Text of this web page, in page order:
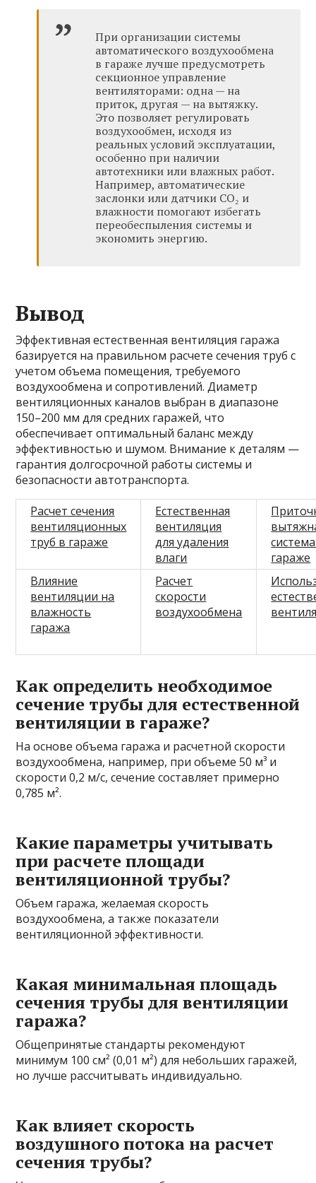
При организации системы
автоматического воздухообмена
в гараже лучше предусмотреть
секционное управление
вентиляторами: одна — на
приток, другая — на вытяжку.
Это позволяет регулировать
воздухообмен, исходя из
реальных условий эксплуатации,
особенно при наличии
автотехники или влажных работ.
Например, автоматические
заслонки или датчики CO₂ и
влажности помогают избегать
переобеспыления системы и
экономить энергию.
Вывод
Эффективная естественная вентиляция гаража
базируется на правильном расчете сечения труб с
учетом объема помещения, требуемого
воздухообмена и сопротивлений. Диаметр
вентиляционных каналов выбран в диапазоне
150–200 мм для средних гаражей, что
обеспечивает оптимальный баланс между
эффективностью и шумом. Внимание к деталям —
гарантия долгосрочной работы системы и
безопасности автотранспорта.
Расчет сечения
вентиляционных
труб в гараже
Естественная
вентиляция
для удаления
влаги
гараже
Влияние
вентиляции на
влажность
гаража
Расчет
скорости
воздухообмена
Как определить необходимое
сечение трубы для естественной
вентиляции в гараже?
На основе объема гаража и расчетной скорости
воздухообмена, например, при объеме 50 м³ и
скорости 0,2 м/с, сечение составляет примерно
0,785 м².
Какие параметры учитывать
при расчете площади
вентиляционной трубы?
Объем гаража, желаемая скорость
воздухообмена, а также показатели
вентиляционной эффективности.
Какая минимальная площадь
сечения трубы для вентиляции
гаража?
Общепринятые стандарты рекомендуют
минимум 100 см² (0,01 м²) для небольших гаражей,
но лучше рассчитывать индивидуально.
Как влияет скорость
воздушного потока на расчет
сечения трубы?